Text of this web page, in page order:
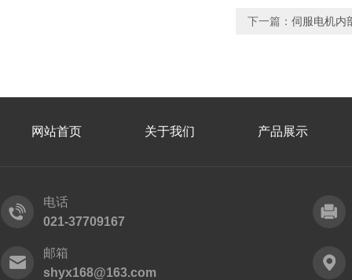
下一篇： 伺服电机内
网站首页 关于我们 产品展示
电话
021-37709167
邮箱
shyx168@163.com